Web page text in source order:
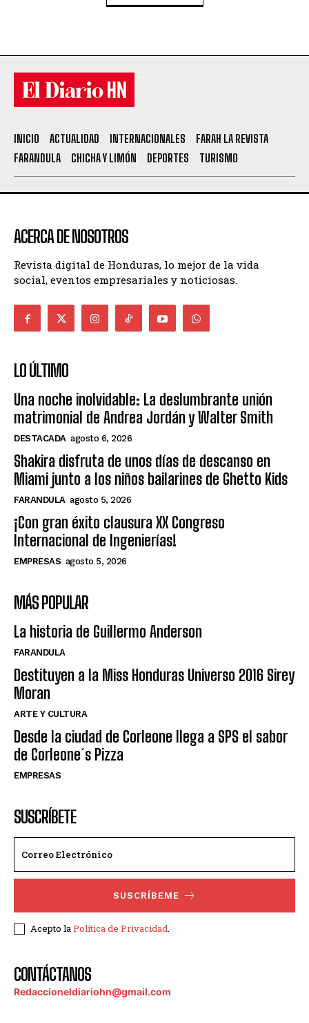
INICIO ACTUALIDAD INTERNACIONALES
FARAH LA REVISTA
FARANDULA
CHICHA Y LIMÓN DEPORTES TURISMO
ACERCA DE NOSOTROS
Revista digital de Honduras, lo mejor de la vida
social, eventos empresariales y noticiosas.
LO ÚLTIMO
Una noche inolvidable: La deslumbrante unión
matrimonial de Andrea Jordán y Walter Smith
DESTACADA agosto 6, 2026
Shakira disfruta de unos días de descanso en
Miami junto a los niños bailarines de Ghetto Kids
FARANDULA agosto 5, 2026
¡Con gran éxito clausura XX Congreso
Internacional de Ingenierías!
EMPRESAS agosto 5, 2026
MÁS POPULAR
La historia de Guillermo Anderson
FARANDULA
Destituyen a la Miss Honduras Universo 2016 Sirey
Moran
ARTE Y CULTURA
Desde la ciudad de Corleone llega a SPS el sabor
de Corleone´s Pizza
EMPRESAS
SUSCRÍBETE
SUSCRÍBEME
Acepto laPolítica de Privacidad.
CONTÁCTANOS
Redaccioneldiariohn@gmail.com